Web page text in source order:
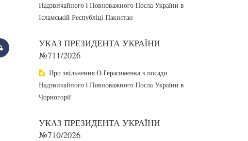
Надзвичайного і Повноважного Посла України в
Ісламській Республіці Пакистан
УКАЗ ПРЕЗИДЕНТА УКРАЇНИ
№711/2026
Про звільнення О.Герасименка з посади
Надзвичайного і Повноважного Посла України в
Чорногорії
УКАЗ ПРЕЗИДЕНТА УКРАЇНИ
№710/2026